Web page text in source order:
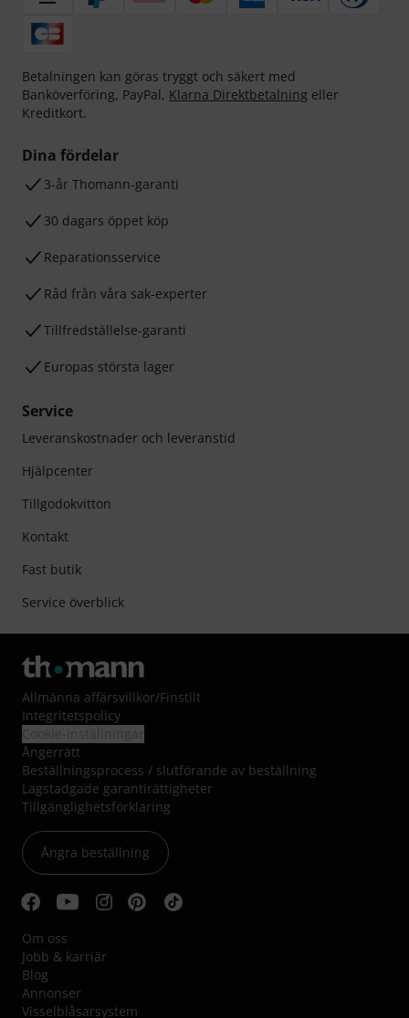
Betalningen kan göras tryggt och säkert med
Banköverföring, PayPal, Klarna Direktbetalning eller
Kreditkort.
Dina fördelar
3-år Thomann-garanti
30 dagars öppet köp
Reparationsservice
Råd från våra sak-experter
Tillfredställelse-garanti
Europas största lager
Service
Leveranskostnader och leveranstid
Hjälpcenter
Tillgodokvitton
Kontakt
Fast butik
Service överblick
Allmänna affärsvillkor/Finstilt
Integritetspolicy
Ångerrätt
Beställningsprocess / slutförande av beställning
Lagstadgade garantirättigheter
Tillgänglighetsförklaring
Ångra beställning
Om oss
Jobb & karriär
Blog
Annonser
Visselblåsarsystem